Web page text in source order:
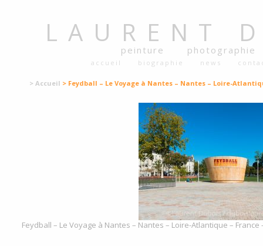
LAURENT
peinture photographie
accueil biographie news
> Accueil > Feydball – Le Voyage à Nantes – Nantes – Loire-
Feydball – Le Voyage à Nantes – Nantes – Loire-Atlantique –